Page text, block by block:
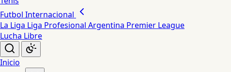
Futbol Internacional
La Liga Liga Profesional Argentina Premier League
Lucha Libre
Inicio